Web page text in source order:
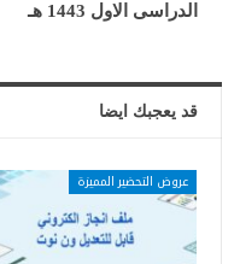
الدراسى الاول 1443 هـ
قد يعجبك ايضا
عروض التحضير المميزة